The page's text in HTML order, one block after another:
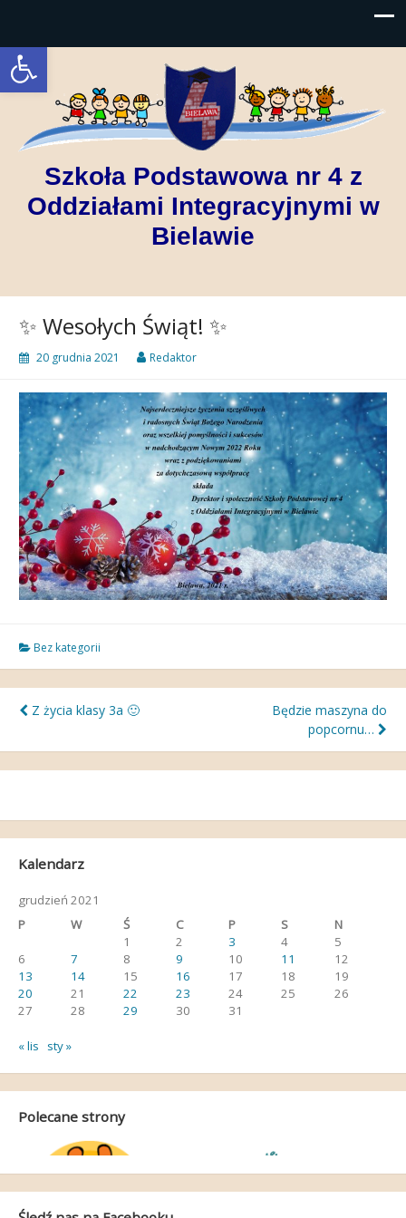
Open toolbar
Szkoła Podstawowa nr 4 z
Oddziałami Integracyjnymi w
Bielawie
✨ Wesołych Świąt! ✨
20 grudnia 2021 Redaktor
Bez kategorii
Nawigacja
wpisu
Z życia klasy 3a 🙂
Będzie maszyna do
popcornu…
Kalendarz
grudzień 2021
P
W Ś C P S
N
1
2 3 4
5
6
7 8 9 10 11
12
13
14 15 16 17 18
19
20
21 22 23 24 25
26
27
28 29 30 31
« lis sty »
Polecane strony